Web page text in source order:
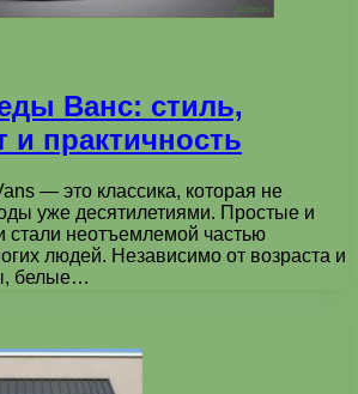
Ванс: стиль,
и практичность
— это классика, которая не
уже десятилетиями. Простые и
стали неотъемлемой частью
людей. Независимо от возраста и
белые…